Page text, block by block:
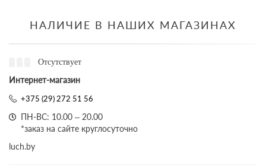
НАЛИЧИЕ В НАШИХ МАГАЗИНАХ
Отсутствует
Интернет-магазин
+375 (29) 272 51 56
ПН-ВС: 10.00 – 20.00
*заказ на сайте круглосуточно
luch.by